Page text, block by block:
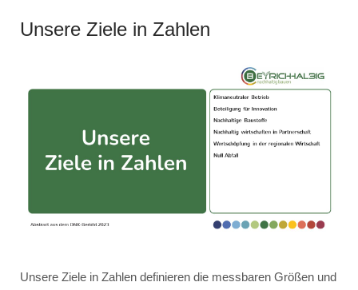
Unsere Ziele in Zahlen
Unsere Ziele in Zahlen definieren die messbaren Größen und